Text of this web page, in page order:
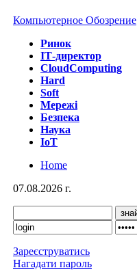
Компьютерное Обозрение
Ринок
IТ-директор
CloudComputing
Hard
Soft
Мережі
Безпека
Наука
IoT
Home
07.08.2026 г.
Зареєструватись
Нагадати пароль